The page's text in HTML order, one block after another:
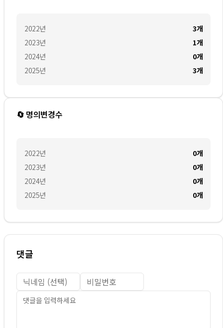
2022년
2023년
2024년
2025년
3개
1개
0개
3개
🔄 명의변경수
2022년
2023년
2024년
2025년
0개
0개
0개
0개
댓글